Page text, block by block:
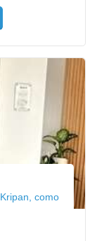
como